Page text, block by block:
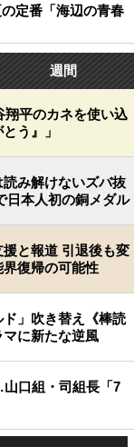
定番「海辺の青春
週間
平のカネを使い込
う』」
み解けないズバ抜
日本人初の銅メダル
と報道 引退後も変
復帰の可能性
」吹き替え《棒読
に新たな逆風
口組・司組長「7